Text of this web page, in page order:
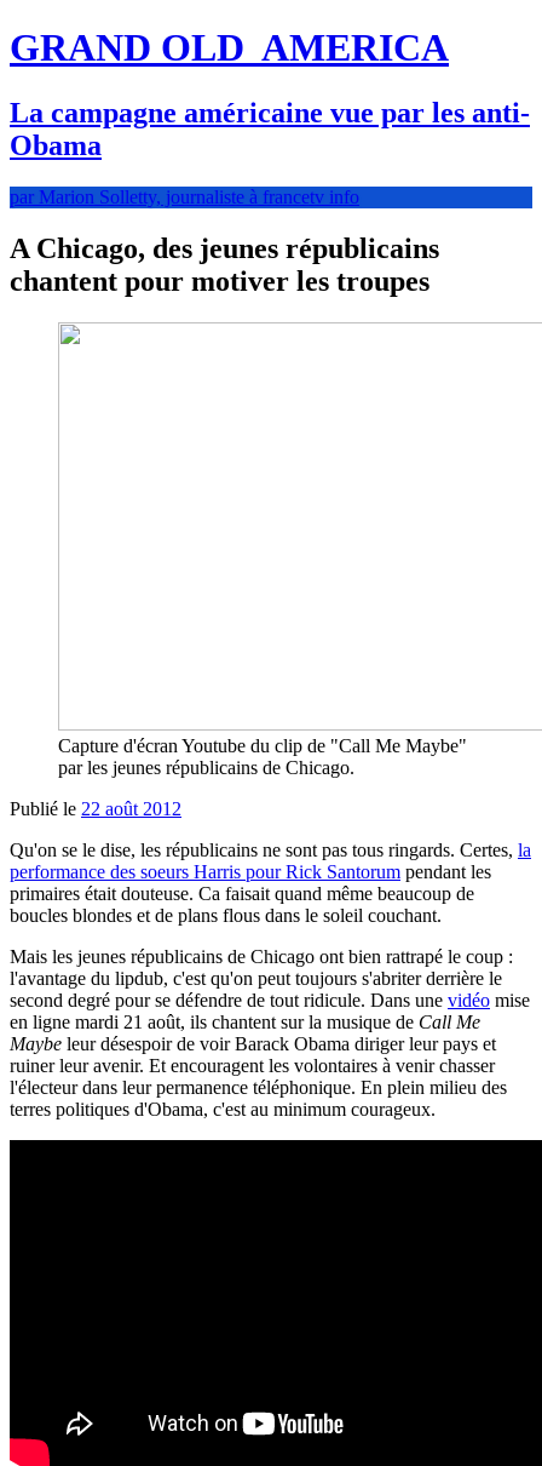
GRAND OLD AMERICA
La campagne américaine vue par les anti-
Obama
par Marion Solletty, journaliste à francetv info
A Chicago, des jeunes républicains
chantent pour motiver les troupes
Capture d'écran Youtube du clip de "Call Me Maybe"
par les jeunes républicains de Chicago.
Publié le 22 août 2012
Qu'on se le dise, les républicains ne sont pas tous ringards. Certes, la
performance des soeurs Harris pour Rick Santorum pendant les
primaires était douteuse. Ca faisait quand même beaucoup de
boucles blondes et de plans flous dans le soleil couchant.
Mais les jeunes républicains de Chicago ont bien rattrapé le coup :
l'avantage du lipdub, c'est qu'on peut toujours s'abriter derrière le
second degré pour se défendre de tout ridicule. Dans une vidéo mise
en ligne mardi 21 août, ils chantent sur la musique de Call Me
Maybe leur désespoir de voir Barack Obama diriger leur pays et
ruiner leur avenir. Et encouragent les volontaires à venir chasser
l'électeur dans leur permanence téléphonique. En plein milieu des
terres politiques d'Obama, c'est au minimum courageux.